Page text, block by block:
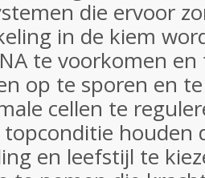
die ervoor
in de kiem
te voorkomen
op te sporen en
cellen te
houden
en leefstijl te